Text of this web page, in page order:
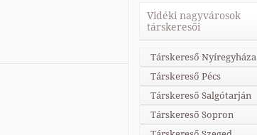
Vidéki nagyvárosok
társkeresői
Társkereső Nyíregyháza
Társkereső Pécs
Társkereső Salgótarján
Társkereső Sopron